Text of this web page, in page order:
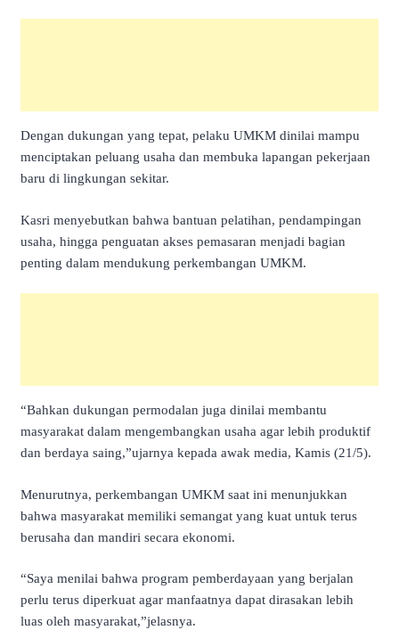
Dengan dukungan yang tepat, pelaku UMKM dinilai mampu
menciptakan peluang usaha dan membuka lapangan pekerjaan
baru di lingkungan sekitar.
Kasri menyebutkan bahwa bantuan pelatihan, pendampingan
usaha, hingga penguatan akses pemasaran menjadi bagian
penting dalam mendukung perkembangan UMKM.
“Bahkan dukungan permodalan juga dinilai membantu
masyarakat dalam mengembangkan usaha agar lebih produktif
dan berdaya saing,”ujarnya kepada awak media, Kamis (21/5).
Menurutnya, perkembangan UMKM saat ini menunjukkan
bahwa masyarakat memiliki semangat yang kuat untuk terus
berusaha dan mandiri secara ekonomi.
“Saya menilai bahwa program pemberdayaan yang berjalan
perlu terus diperkuat agar manfaatnya dapat dirasakan lebih
luas oleh masyarakat,”jelasnya.